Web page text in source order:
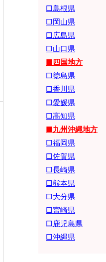
□島根県
□岡山県
□広島県
□山口県
■四国地方
□徳島県
□香川県
□愛媛県
□高知県
■九州沖縄地方
□福岡県
□佐賀県
□長崎県
□熊本県
□大分県
□宮崎県
□鹿児島県
□沖縄県